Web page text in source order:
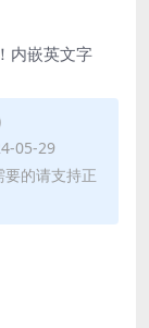
05-29
的请支持正